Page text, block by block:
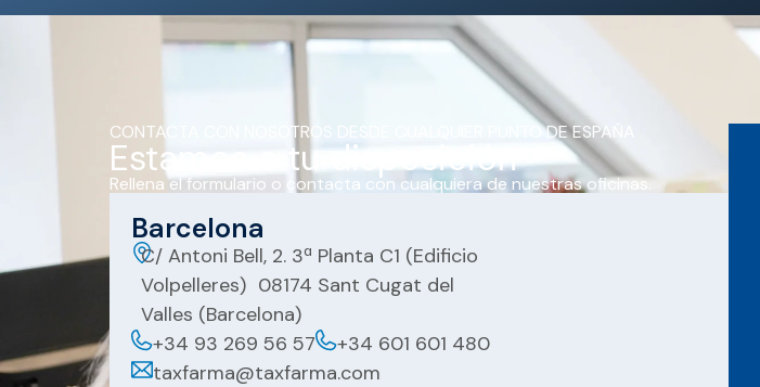
CONTACTA CON NOSOTROS DESDE CUALQUIER PUNTO DE ESPAÑA
Estamos a tu disposición
Rellena el formulario o contacta con cualquiera de nuestras oficinas.
Barcelona
C/ Antoni Bell, 2. 3ª Planta C1 (Edificio
Volpelleres) 08174 Sant Cugat del
Valles (Barcelona)
+34 93 269 56 57
+34 601 601 480
taxfarma@taxfarma.com